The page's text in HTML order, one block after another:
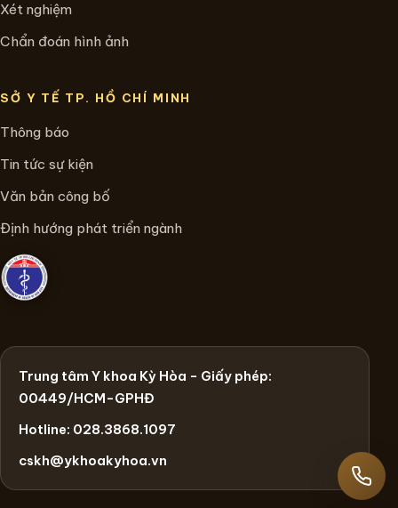
Xét nghiệm
Chẩn đoán hình ảnh
SỞ Y TẾ TP. HỒ CHÍ MINH
Thông báo
Tin tức sự kiện
Văn bản công bố
Định hướng phát triển ngành
Trung tâm Y khoa Kỳ Hòa - Giấy phép:
00449/HCM-GPHĐ
Hotline: 028.3868.1097
cskh@ykhoakyhoa.vn